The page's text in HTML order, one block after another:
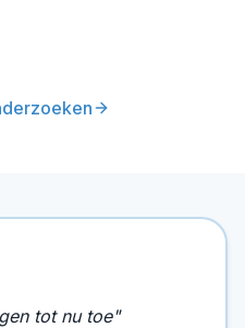
tot nu toe"